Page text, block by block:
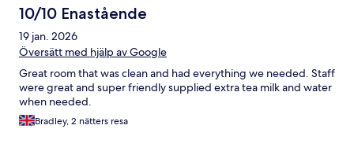
10/10 Enastående
19 jan. 2026
Översätt med hjälp av Google
Great room that was clean and had everything we needed. Staff
were great and super friendly supplied extra tea milk and water
when needed.
Bradley, 2 nätters resa